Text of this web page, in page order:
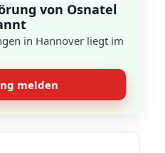
von Osnatel
in Hannover liegt im
melden